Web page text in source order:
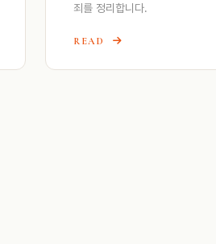
죄를 정리합니다.
READ